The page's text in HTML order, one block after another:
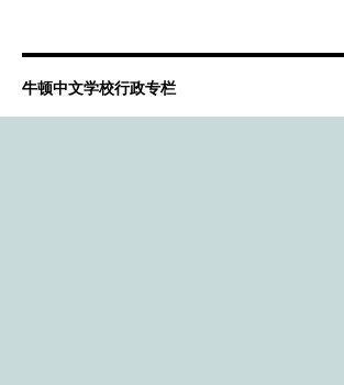
牛顿中文学校行政专栏